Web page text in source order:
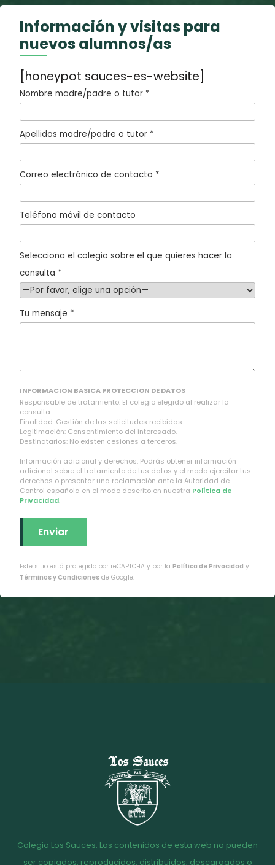
Información y visitas para
nuevos alumnos/as
[honeypot sauces-es-website]
Nombre madre/padre o tutor *
Apellidos madre/padre o tutor *
Correo electrónico de contacto *
Teléfono móvil de contacto
Selecciona el colegio sobre el que quieres hacer la
consulta *
Tu mensaje *
INFORMACION BASICA PROTECCION DE DATOS
Responsable de tratamiento: El colegio elegido al realizar la
consulta.
Finalidad: Gestión de las solicitudes recibidas.
Legitimación: Consentimiento del interesado.
Destinatarios: No existen cesiones a terceros.
Información adicional y derechos: Podrás obtener información
adicional sobre el tratamiento de tus datos y el modo ejercitar tus
derechos o presentar una reclamación ante la Autoridad de
Control española en el modo descrito en nuestra Política de
Privacidad.
Este sitio está protegido por reCAPTCHA y por la Política de Privacidad y
Términos y Condiciones de Google.
Colegio Los Sauces. Los contenidos de esta web no pueden
ser copiados, reproducidos, distribuidos, descargados o